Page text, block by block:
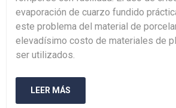
evaporación de cuarzo fundido
este problema del material de
elevadísimo costo de materiales de
ser utilizados.
LEER MÁS